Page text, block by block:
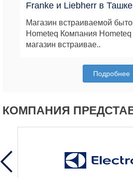
Franke и Liebherr в
Магазин встраиваемой
Hometeq Компания
магазин встраивае..
Подробнее
КОМПАНИЯ